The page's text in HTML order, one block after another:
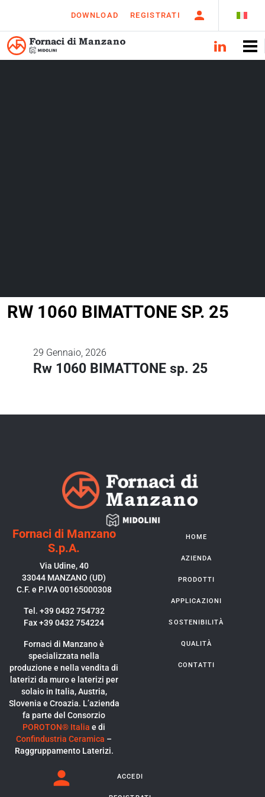
DOWNLOAD REGISTRATI
RW 1060 BIMATTONE SP. 25
29 Gennaio, 2026
Rw 1060 BIMATTONE sp. 25
Fornaci di Manzano
S.p.A.
Via Udine, 40
33044 MANZANO (UD)
C.F. e P.IVA 00165000308
Tel. +39 0432 754732
Fax +39 0432 754224
Fornaci di Manzano è
specializzata nella
produzione e nella vendita di
laterizi da muro e laterizi per
solaio in Italia, Austria,
Slovenia e Croazia. L’azienda
fa parte del Consorzio
POROTON® Italia e di
Confindustria Ceramica –
Raggruppamento Laterizi.
HOME
AZIENDA
PRODOTTI
APPLICAZIONI
SOSTENIBILITÀ
QUALITÀ
CONTATTI
ACCEDI